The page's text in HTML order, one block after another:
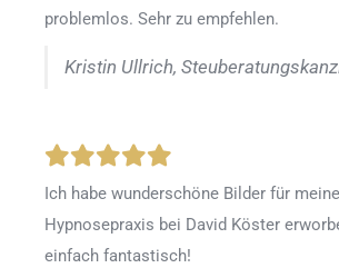
problemlos. Sehr zu empfehlen.
Kristin Ullrich,
Ich habe wunderschöne Bilder für meine
Hypnosepraxis bei David Köster
einfach fantastisch!